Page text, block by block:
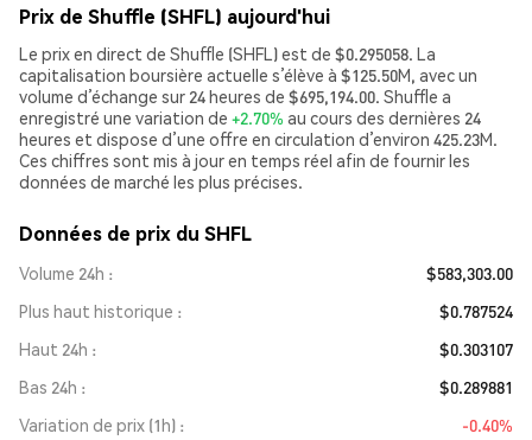
Prix de Shuffle (SHFL) aujourd'hui
Le prix en direct de Shuffle (SHFL) est de $0.295058. La
capitalisation boursière actuelle s’élève à $125.50M, avec un
volume d’échange sur 24 heures de $695,194.00. Shuffle a
enregistré une variation de +2.70% au cours des dernières 24
heures et dispose d’une offre en circulation d’environ 425.23M.
Ces chiffres sont mis à jour en temps réel afin de fournir les
données de marché les plus précises.
Données de prix du SHFL
Volume 24h
$583,303.00
Plus haut historique
$0.787524
Haut 24h
$0.303107
Bas 24h
$0.289881
Variation de prix (1h)
-0.40%